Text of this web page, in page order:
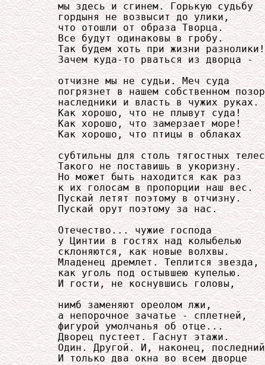
     мы здесь и сгинем. Горькую судьбу
     гордыня не возвысит до улики,
     что отошли от образа Творца.
     Все будут одинаковы в гробу.
     Так будем хоть при жизни разнолики!
     Зачем куда-то рваться из дворца -
     отчизне мы не судьи. Меч суда
погрязнет в нашем собственном
     наследники и власть в чужих руках.
     Как хорошо, что не плывут суда!
     Как хорошо, что замерзает море!
     Как хорошо, что птицы в облаках
субтильны для столь тягостных
     Такого не поставишь в укоризну.
     Но может быть находится как раз
     к их голосам в пропорции наш вес.
     Пускай летят поэтому в отчизну.
     Пускай орут поэтому за нас.
     Отечество... чужие господа
     у Цинтии в гостях над колыбелью
     склоняются, как новые волхвы.
     Младенец дремлет. Теплится звезда,
     как уголь под остывшею купелью.
     И гости, не коснувшись головы,
     нимб заменяют ореолом лжи,
     а непорочное зачатье - сплетней,
     фигурой умолчанья об отце...
     Дворец пустеет. Гаснут этажи.
Один. Другой. И, наконец,
     И только два окна во всем дворце